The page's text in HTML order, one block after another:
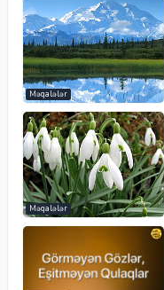
Məqalələr
Məqalələr